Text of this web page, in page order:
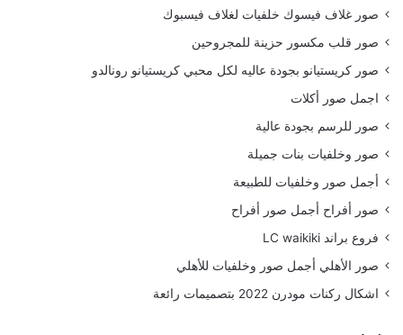
صور غلاف فيسوك خلفيات لغلاف فيسبوك
صور قلب مكسور حزينة للمجروحين
صور كريستيانو بجودة عاليه لكل محبي كريستيانو رونالدو
اجمل صور أكلات
صور للرسم بجودة عالية
صور وخلفيات بنات جميلة
أجمل صور وخلفيات للطبيعة
صور أفراح أجمل صور أفراح
فروع براند LC waikiki
صور الأهلي أجمل صور وخلفيات للأهلي
اشكال ركنات مودرن 2022 بتصميمات رائعة